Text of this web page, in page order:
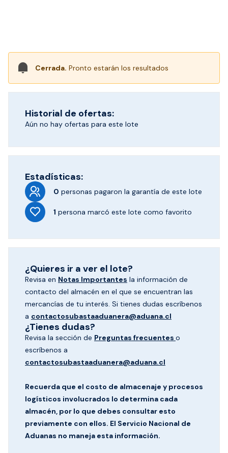
Cerrada. Pronto estarán los resultados
Historial de ofertas:
Aún no hay ofertas para este lote
Estadísticas:
0 personas pagaron la garantía de este lote
1 persona marcó este lote como favorito
¿Quieres ir a ver el lote?
Revisa en Notas Importantes la información de
contacto del almacén en el que se encuentran las
mercancías de tu interés. Si tienes dudas escríbenos
a contactosubastaaduanera@aduana.cl
¿Tienes dudas?
Revisa la sección de Preguntas frecuentes o
escríbenos a
contactosubastaaduanera@aduana.cl
Recuerda que el costo de almacenaje y procesos
logísticos involucrados lo determina cada
almacén, por lo que debes consultar esto
previamente con ellos. El Servicio Nacional de
Aduanas no maneja esta información.